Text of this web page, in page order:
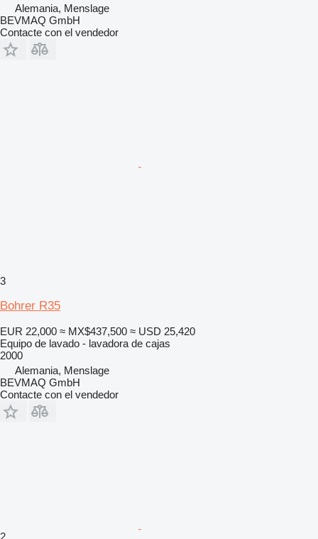
Alemania, Menslage
BEVMAQ GmbH
Contacte con el vendedor
3
Bohrer R35
EUR 22,000 ≈ MX$437,500 ≈ USD 25,420
Equipo de lavado - lavadora de cajas
2000
Alemania, Menslage
BEVMAQ GmbH
Contacte con el vendedor
2